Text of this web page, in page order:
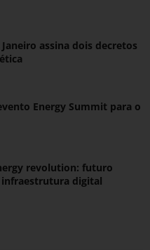
assina dois decretos
Energy Summit para o
revolution: futuro
digital